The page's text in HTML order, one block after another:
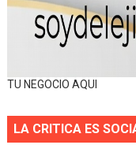
TU NEGOCIO AQUI
LA CRITICA ES